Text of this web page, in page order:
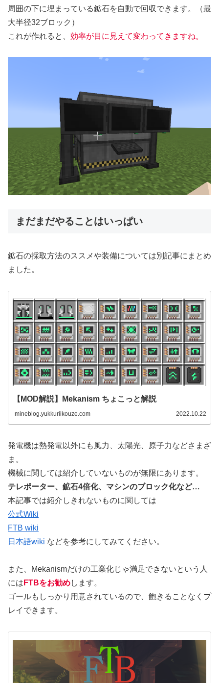
周囲の下に埋まっている鉱石を自動で回収できます。（最
大半径32ブロック）
これが作れると、 効率が目に見えて変わってきますね。
まだまだやることはいっぱい
鉱石の採取方法のススメや装備については別記事にまとめ
ました。
【MOD解説】Mekanism ちょこっと解説
mineblog.yukkuriikouze.com 2022.10.22
発電機は熱発電以外にも風力、太陽光、原子力などさまざ
ま。
機械に関しては紹介していないものが無限にあります。
テレポーター、鉱石4倍化、マシンのブロック化など…
本記事では紹介しきれないものに関しては
公式Wiki
FTB wiki
日本語wiki などを参考にしてみてください。
また、Mekanismだけの工業化じゃ満足できないという人
には FTBをお勧めします。
ゴールもしっかり用意されているので、飽きることなくプ
レイできます。